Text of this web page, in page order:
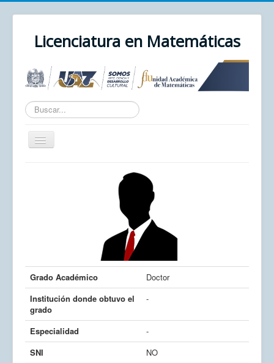
Licenciatura en Matemáticas
Texto
a
buscar...
Cambiar
navegación
Grado Académico
Doctor
Institución donde obtuvo el
grado
-
Especialidad
-
SNI
NO